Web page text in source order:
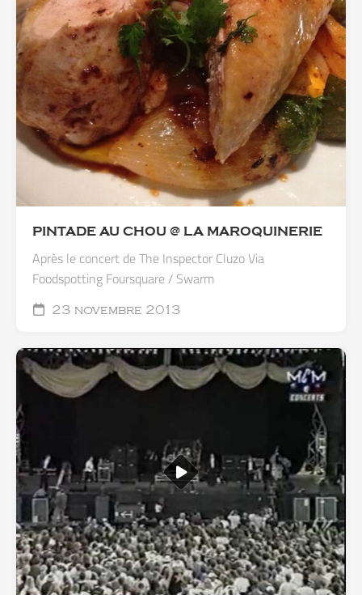
PINTADE AU CHOU @ LA MAROQUINERIE
Après le concert de The Inspector Cluzo Via
Foodspotting Foursquare / Swarm
23 novembre 2013